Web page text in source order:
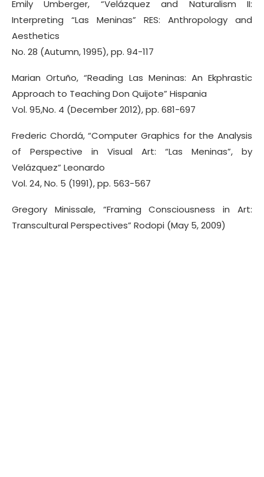
Emily Umberger, “Velázquez and Naturalism II:
Interpreting “Las Meninas” RES: Anthropology and
Aesthetics
No. 28 (Autumn, 1995), pp. 94-117
Marian Ortuño, “Reading Las Meninas: An Ekphrastic
Approach to Teaching Don Quijote” Hispania
Vol. 95,No. 4 (December 2012), pp. 681-697
Frederic Chordá, “Computer Graphics for the Analysis
of Perspective in Visual Art: “Las Meninas”, by
Velázquez” Leonardo
Vol. 24, No. 5 (1991), pp. 563-567
Gregory Minissale, “Framing Consciousness in Art:
Transcultural Perspectives” Rodopi (May 5, 2009)